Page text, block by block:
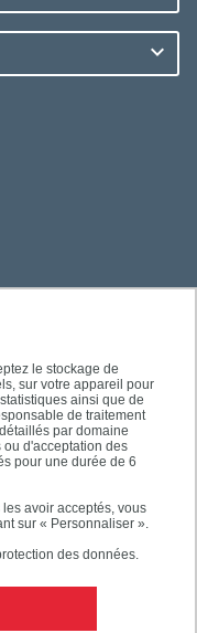
le stockage de
sur votre appareil pour
ainsi que de
de traitement
par domaine
d'acceptation des
pour une durée de 6
avoir acceptés, vous
sur « Personnaliser ».
des données.